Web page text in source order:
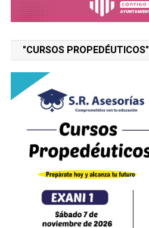
"CURSOS PROPEDÉUTICOS"